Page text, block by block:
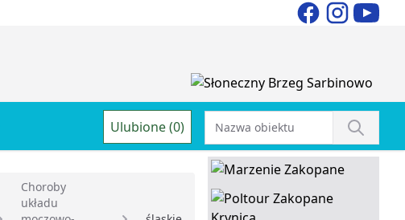
Ulubione (0)
Choroby
układu